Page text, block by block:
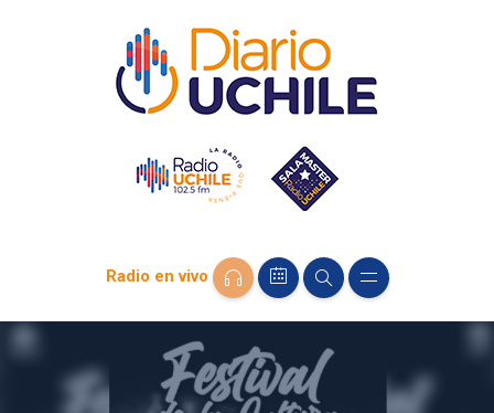
Radio en vivo